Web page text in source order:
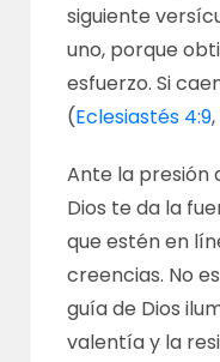
siguiente
uno, porque
esfuerzo. Si
(Eclesiastés 4:9,
Ante la presión
Dios te da la
que estén en
creencias. No
guía de Dios
valentía y la